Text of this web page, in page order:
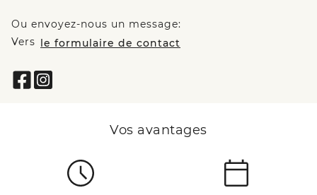
Ou envoyez-nous un message:
Vers le formulaire de contact
Vos avantages